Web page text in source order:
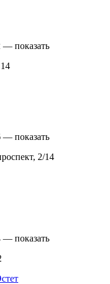
— показать
— показать
2/14
— показать